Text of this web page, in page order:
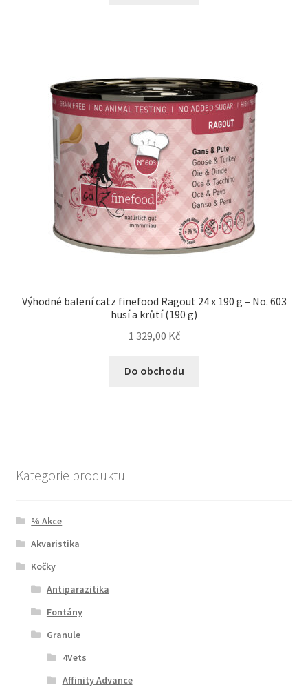
Výhodné balení catz finefood Ragout 24 x 190 g – No. 603
husí a krůtí (190 g)
1 329,00 Kč
Do obchodu
Kategorie produktu
% Akce
Akvaristika
Kočky
Antiparazitika
Fontány
Granule
4Vets
Affinity Advance